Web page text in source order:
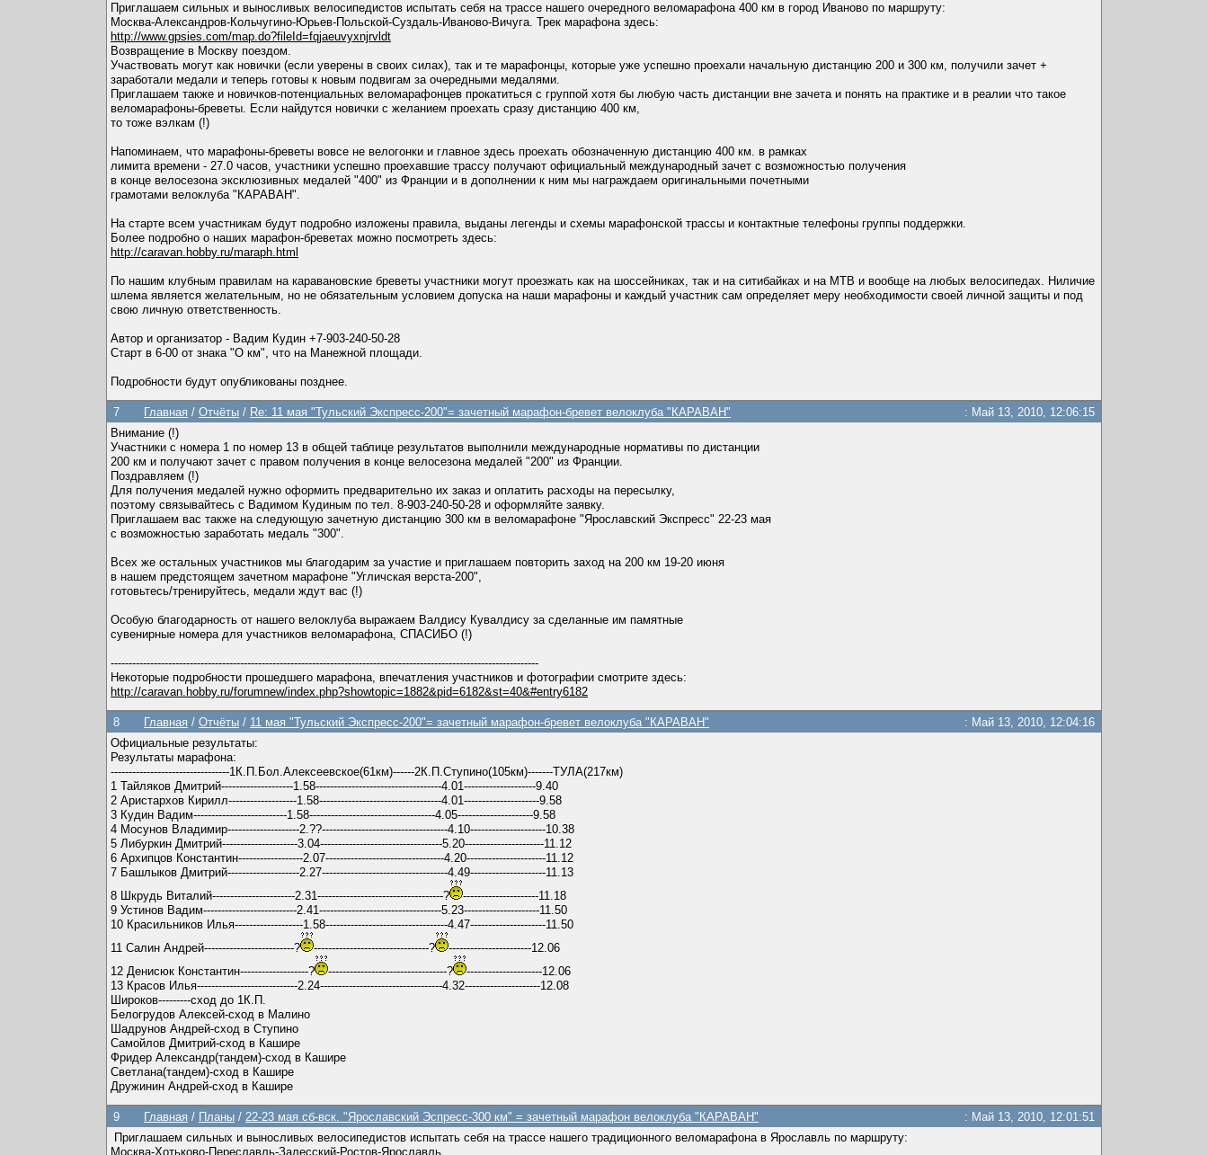
Приглашаем сильных и выносливых велосипедистов испытать себя на трассе нашего очередного веломарафона 400 км в город Иваново по маршруту:
Москва-Александров-Кольчугино-Юрьев-Польской-Суздаль-Иваново-Вичуга. Трек марафона здесь:
http://www.gpsies.com/map.do?fileId=fqjaeuvyxnjrvldt
Возвращение в Москву поездом.
Участвовать могут как новички (если уверены в своих силах), так и те марафонцы, которые уже успешно проехали начальную дистанцию 200 и 300 км, получили зачет +
заработали медали и теперь готовы к новым подвигам за очередными медалями.
Приглашаем также и новичков-потенциальных веломарафонцев прокатиться с группой хотя бы любую часть дистанции вне зачета и понять на практике и в реалии что такое
веломарафоны-бреветы. Если найдутся новички с желанием проехать сразу дистанцию 400 км,
то тоже вэлкам (!)
Напоминаем, что марафоны-бреветы вовсе не велогонки и главное здесь проехать обозначенную дистанцию 400 км. в рамках
лимита времени - 27.0 часов, участники успешно проехавшие трассу получают официальный международный зачет с возможностью получения
в конце велосезона эксклюзивных медалей "400" из Франции и в дополнении к ним мы награждаем оригинальными почетными
грамотами велоклуба "КАРАВАН".
На старте всем участникам будут подробно изложены правила, выданы легенды и схемы марафонской трассы и контактные телефоны группы поддержки.
Более подробно о наших марафон-бреветах можно посмотреть здесь:
http://caravan.hobby.ru/maraph.html
По нашим клубным правилам на каравановские бреветы участники могут проезжать как на шоссейниках, так и на cитибайках и на MTB и вообще на любых велосипедах. Ниличие
шлема является желательным, но не обязательным условием допуска на наши марафоны и каждый участник сам определяет меру необходимости своей личной защиты и под
свою личную ответственность.
Автор и организатор - Вадим Кудин +7-903-240-50-28
Старт в 6-00 от знака "О км", что на Манежной площади.
Подробности будут опубликованы позднее.
7 Главная / Отчёты / Re: 11 мая "Тульский Экспресс-200"= зачетный марафон-бревет велоклуба "КАРАВАН"
: Май 13, 2010, 12:06:15
Внимание (!)
Участники с номера 1 по номер 13 в общей таблице результатов выполнили международные нормативы по дистанции
200 км и получают зачет с правом получения в конце велосезона медалей "200" из Франции.
Поздравляем (!)
Для получения медалей нужно оформить предварительно их заказ и оплатить расходы на пересылку,
поэтому связывайтесь с Вадимом Кудиным по тел. 8-903-240-50-28 и оформляйте заявку.
Приглашаем вас также на следующую зачетную дистанцию 300 км в веломарафоне "Ярославский Экспресс" 22-23 мая
с возможностью заработать медаль "300".
Всех же остальных участников мы благодарим за участие и приглашаем повторить заход на 200 км 19-20 июня
в нашем предстоящем зачетном марафоне "Угличская верста-200",
готовьтесь/тренируйтесь, медали ждут вас (!)
Особую благодарность от нашего велоклуба выражаем Валдису Кувалдису за сделанные им памятные
сувенирные номера для участников веломарафона, СПАСИБО (!)
-----------------------------------------------------------------------------------------------------------------------
Некоторые подробности прошедшего марафона, впечатления участников и фотографии смотрите здесь:
http://caravan.hobby.ru/forumnew/index.php?showtopic=1882&pid=6182&st=40&#entry6182
8 Главная / Отчёты / 11 мая "Тульский Экспресс-200"= зачетный марафон-бревет велоклуба "КАРАВАН"
: Май 13, 2010, 12:04:16
Официальные результаты:
Результаты марафона:
---------------------------------1К.П.Бол.Алексеевское(61км)------2К.П.Ступино(105км)-------ТУЛА(217км)
1 Тайляков Дмитрий--------------------1.58-----------------------------------4.01--------------------9.40
2 Аристархов Кирилл-------------------1.58----------------------------------4.01---------------------9.58
3 Кудин Вадим--------------------------1.58-----------------------------------4.05---------------------9.58
4 Мосунов Владимир--------------------2.??-----------------------------------4.10---------------------10.38
5 Либуркин Дмитрий---------------------3.04----------------------------------5.20----------------------11.12
6 Архипцов Константин------------------2.07---------------------------------4.20----------------------11.12
7 Башлыков Дмитрий--------------------2.27-----------------------------------4.49---------------------11.13
8 Шкрудь Виталий-----------------------2.31-----------------------------------?
---------------------11.18
9 Устинов Вадим--------------------------2.41----------------------------------5.23---------------------11.50
10 Красильников Илья-------------------1.58----------------------------------4.47---------------------11.50
11 Салин Андрей-------------------------?
--------------------------------?
-----------------------12.06
12 Денисюк Константин-------------------?
---------------------------------?
---------------------12.06
13 Красов Илья----------------------------2.24----------------------------------4.32---------------------12.08
Широков---------сход до 1К.П.
Белогрудов Алексей-сход в Малино
Шадрунов Андрей-сход в Ступино
Самойлов Дмитрий-сход в Кашире
Фридер Александр(тандем)-сход в Кашире
Светлана(тандем)-сход в Кашире
Дружинин Андрей-сход в Кашире
9 Главная / Планы / 22-23 мая сб-вск. "Ярославский Эспресс-300 км" = зачетный марафон велоклуба "КАРАВАН"
: Май 13, 2010, 12:01:51
Приглашаем сильных и выносливых велосипедистов испытать себя на трассе нашего традиционного веломарафона в Ярославль по маршруту:
Москва-Хотьково-Переславль-Залесский-Ростов-Ярославль